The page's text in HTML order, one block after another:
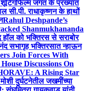
फिल्म जगत के प्रख्यात
सी.पी. राधाकृष्णन के हाथों
Rahul Deshpande’s
Shanmukhananda
हॉल को भक्तिरस से सराबोर
सभागृह भक्तिरसात न्हाऊन
Join Forces With
Discussions On
A Rising Star
मोशी दुर्घटनेतील जखमींच्या